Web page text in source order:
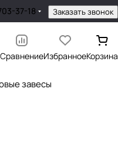
37-18 Заказать звонок
СравнениеИзбранноеКорзина
завесы